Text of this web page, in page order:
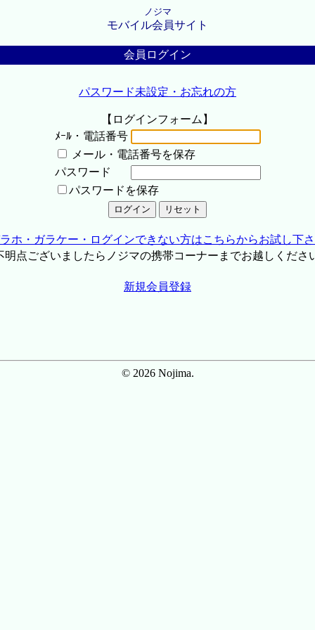
ノジマ
モバイル会員サイト
会員ログイン
パスワード未設定・お忘れの方
【ログインフォーム】
ﾒｰﾙ・電話番号
メール・電話番号を保存
パスワード
パスワードを保存
ホ・ガラケー・ログインできない方はこちらからお試し下
点ございましたらノジマの携帯コーナーまでお越しくださ
新規会員登録
© 2026 Nojima.